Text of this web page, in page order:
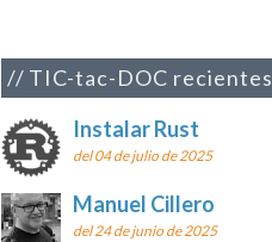
TIC-tac-DOC recientes
Instalar Rust
del 04 de julio de 2025
Manuel Cillero
del 24 de junio de 2025